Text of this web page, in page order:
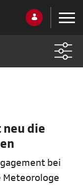
die
bei
Meteorologe